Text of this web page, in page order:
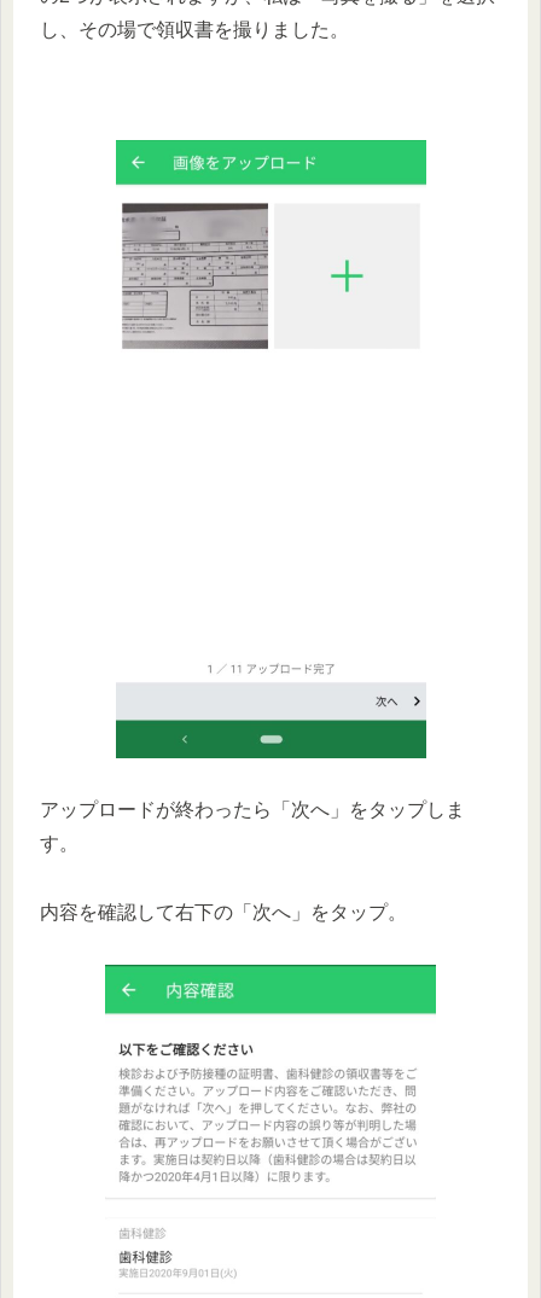
し、その場で領収書を撮りました。
アップロードが終わったら「次へ」をタップしま
す。
内容を確認して右下の「次へ」をタップ。